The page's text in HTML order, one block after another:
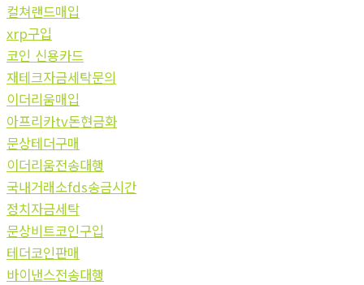
컬쳐랜드매입
xrp구입
코인 신용카드
재테크자금세탁문의
이더리움매입
아프리카tv돈현금화
문상테더구매
이더리움전송대행
국내거래소fds송금시간
정치자금세탁
문상비트코인구입
테더코인판매
바이낸스전송대행